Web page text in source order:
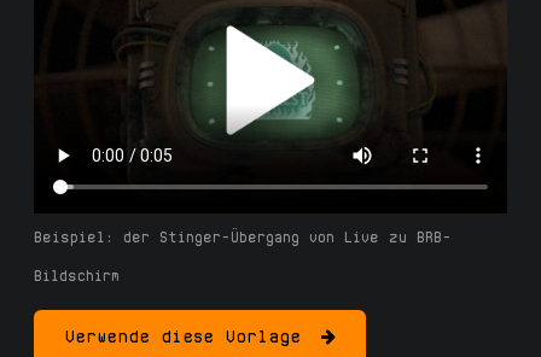
Beispiel: der Stinger-Übergang von Live zu BRB-
Bildschirm
Verwende diese Vorlage